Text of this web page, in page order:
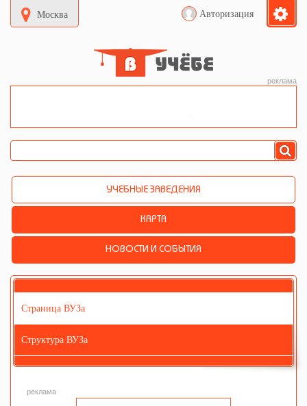
Москва Авторизация
реклама
УЧЕБНЫЕ ЗАВЕДЕНИЯ
КАРТА
НОВОСТИ И СОБЫТИЯ
Страница ВУЗа
Структура ВУЗа
реклама